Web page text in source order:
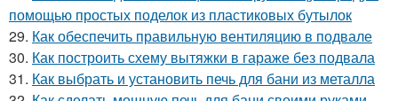
помощью простых поделок из пластиковых бутылок
29. Как обеспечить правильную вентиляцию в подвале
30. Как построить схему вытяжки в гараже без подвала
31. Как выбрать и установить печь для бани из металла